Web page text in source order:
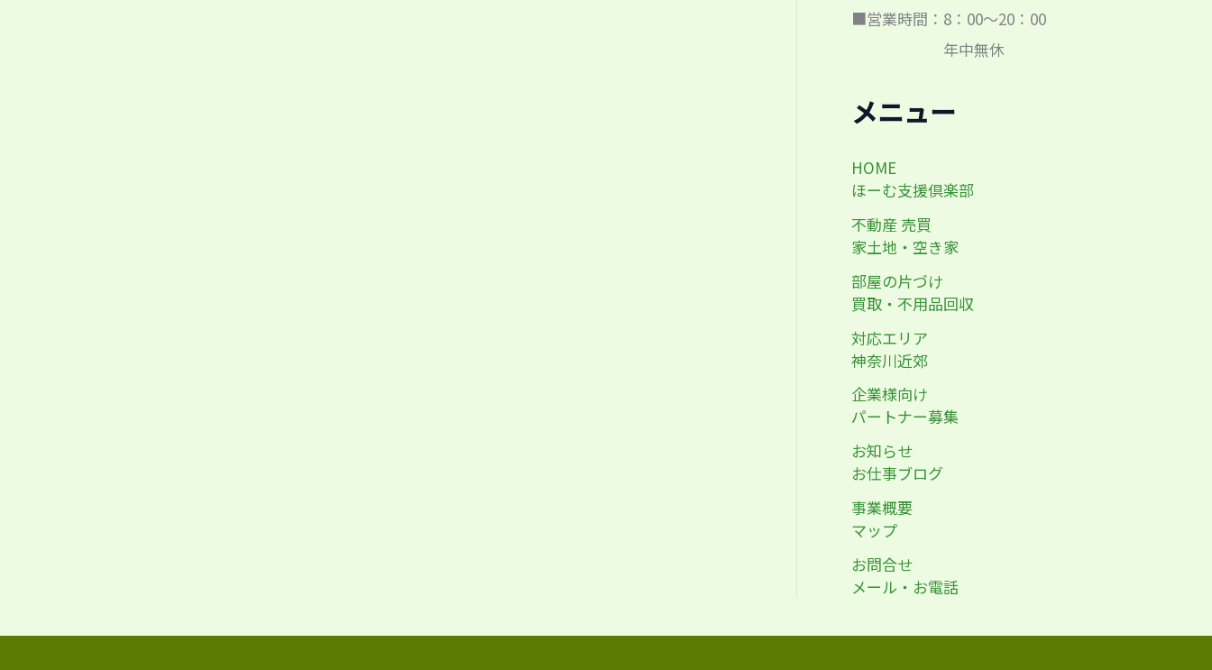
■営業時間：8：00～20：00
年中無休
メニュー
HOME
ほーむ支援倶楽部
不動産 売買
家土地・空き家
部屋の片づけ
買取・不用品回収
対応エリア
神奈川近郊
企業様向け
パートナー募集
お知らせ
お仕事ブログ
事業概要
マップ
お問合せ
メール・お電話